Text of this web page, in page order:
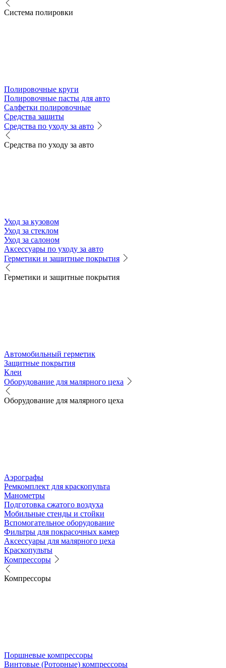
Система полировки
Полировочные круги
Полировочные пасты для авто
Салфетки полировочные
Средства защиты
Средства по уходу за авто
Средства по уходу за авто
Уход за кузовом
Уход за стеклом
Уход за салоном
Аксессуары по уходу за авто
Герметики и защитные покрытия
Герметики и защитные покрытия
Автомобильный герметик
Защитные покрытия
Клеи
Оборудование для малярного цеха
Оборудование для малярного цеха
Аэрографы
Ремкомплект для краскопульта
Манометры
Подготовка сжатого воздуха
Мобильные стенды и стойки
Вспомогательное оборудование
Фильтры для покрасочных камер
Аксессуары для малярного цеха
Краскопульты
Компрессоры
Компрессоры
Поршневые компрессоры
Винтовые (Роторные) компрессоры